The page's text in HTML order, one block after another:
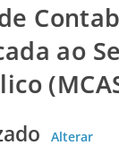
ao
Alterar